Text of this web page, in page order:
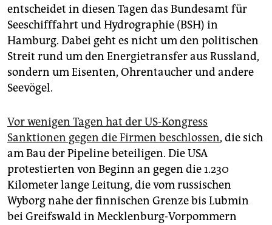
epaper login
entscheidet in diesen Tagen das Bundesamt für
Seeschifffahrt und Hydrographie (BSH) in
Hamburg. Dabei geht es nicht um den politischen
Streit rund um den Energietransfer aus Russland,
sondern um Eis­enten, Ohrentaucher und andere
Seevögel.
Vor wenigen Tagen hat der US-Kongress
Sanktionen gegen die Firmen beschlossen, die sich
am Bau der Pipeline beteiligen. Die USA
protestierten von Beginn an gegen die 1.230
Kilometer lange Leitung, die vom russischen
Wyborg nahe der finnischen Grenze bis Lubmin
bei Greifswald in Mecklenburg-Vorpommern